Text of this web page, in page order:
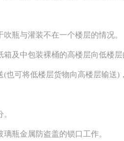
瓶与灌装不在一个楼层的情况。
及中包装裸桶的高楼层向低楼层
也可将低楼层货物向高楼层输送)
瓶金属防盗盖的锁口工作。